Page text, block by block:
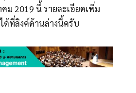
ม 2019 นี้ รายละเอียดเพิ่ม
ด้ที่ลิงค์ด้านล่างนี้ครับ